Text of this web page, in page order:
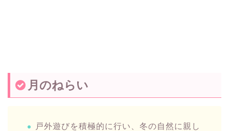
月のねらい
戸外遊びを積極的に行い、冬の自然に親し